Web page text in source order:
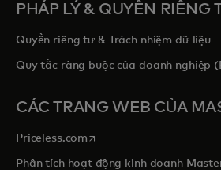
PHÁP LÝ & QUYỀN RIÊNG
Quyền riêng tư & Trách nhiệm dữ liệu
Quy tắc ràng buộc của doanh nghiệp
CÁC TRANG WEB CỦA
Priceless.com opens in a new tab
Phân tích hoạt động kinh doanh